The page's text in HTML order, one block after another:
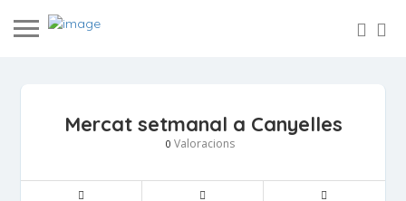
Mercat setmanal a Canyelles
0 Valoracions